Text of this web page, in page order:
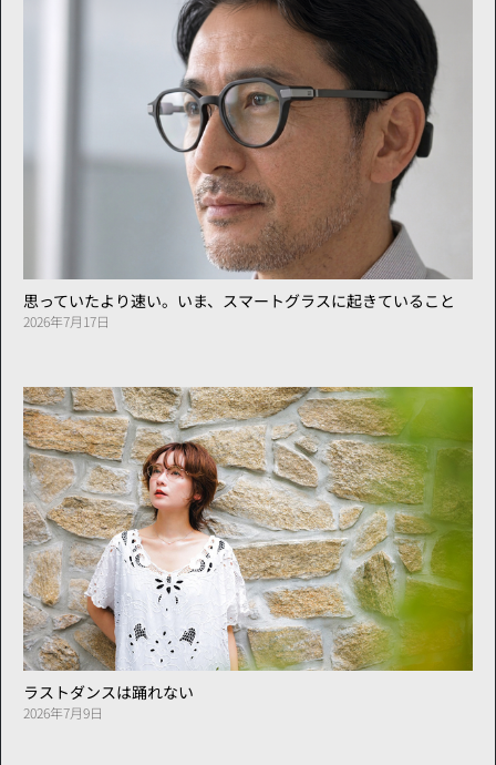
思っていたより速い。いま、スマートグラスに起きていること
2026年7月17日
ラストダンスは踊れない
2026年7月9日